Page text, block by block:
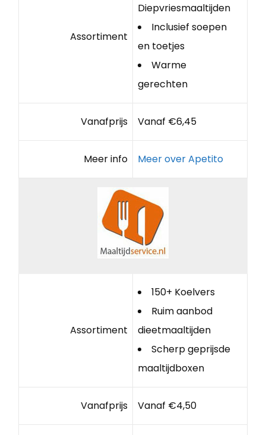
Assortiment
Diepvriesmaaltijden
Inclusief soepen
en toetjes
Warme
gerechten
Vanafprijs Vanaf €6,45
Meer info Meer over Apetito
Assortiment
150+ Koelvers
Ruim aanbod
dieetmaaltijden
Scherp geprijsde
maaltijdboxen
Vanafprijs Vanaf €4,50